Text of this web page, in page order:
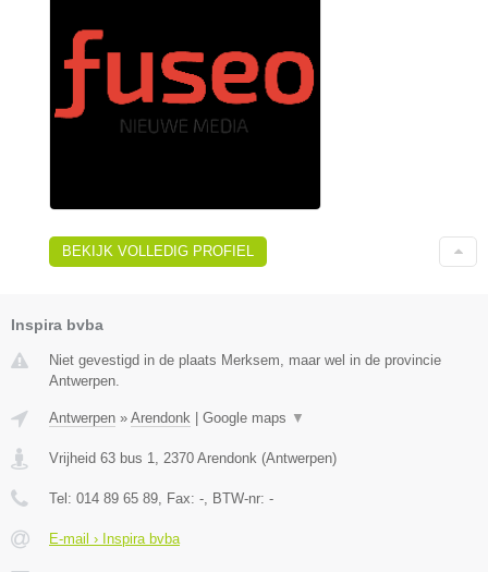
BEKIJK VOLLEDIG PROFIEL
Inspira bvba
Niet gevestigd in de plaats Merksem, maar wel in de provincie
Antwerpen.
Antwerpen » Arendonk Google maps ▼
Vrijheid 63 bus 1 2370 Arendonk (Antwerpen)
Tel: 014 89 65 89 , Fax: - , BTW-nr: -
E-mail › Inspira bvba